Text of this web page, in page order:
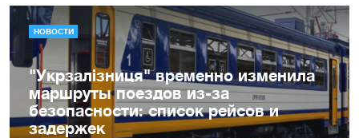
НОВОСТИ
"Укрзалізниця" временно изменила
маршруты поездов из-за
безопасности: список рейсов и
задержек